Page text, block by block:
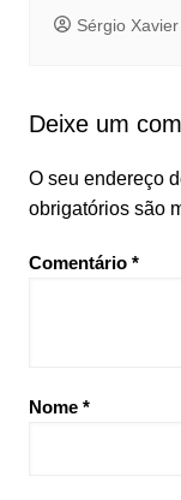
Sérgio Xavier
Deixe um
O seu endereço
obrigatórios são
Comentário *
Nome *